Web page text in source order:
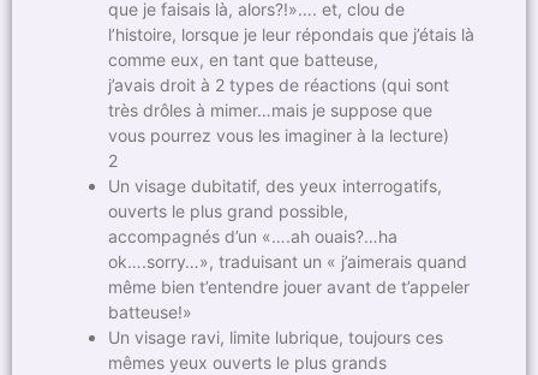
que je faisais là, alors?!»…. et, clou de
l’histoire, lorsque je leur répondais que j’étais là
comme eux, en tant que batteuse,
j’avais droit à 2 types de réactions (qui sont
très drôles à mimer…mais je suppose que
vous pourrez vous les imaginer à la lecture)
2
Un visage dubitatif, des yeux interrogatifs,
ouverts le plus grand possible,
accompagnés d’un «….ah ouais?…ha
ok….sorry…», traduisant un « j’aimerais quand
même bien t’entendre jouer avant de t’appeler
batteuse!»
Un visage ravi, limite lubrique, toujours ces
mêmes yeux ouverts le plus grands